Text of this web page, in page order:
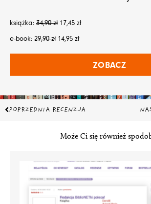
książka: 34,90zł 17,45 zł
e-book: 29,90zł 14,95 zł
ZOBACZ
Prev
POPRZEDNIA RECENZJA
Może Ci się również